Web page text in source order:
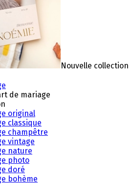
Nouvelle collection
de mariage
original
classique
champêtre
vintage
nature
photo
doré
bohème